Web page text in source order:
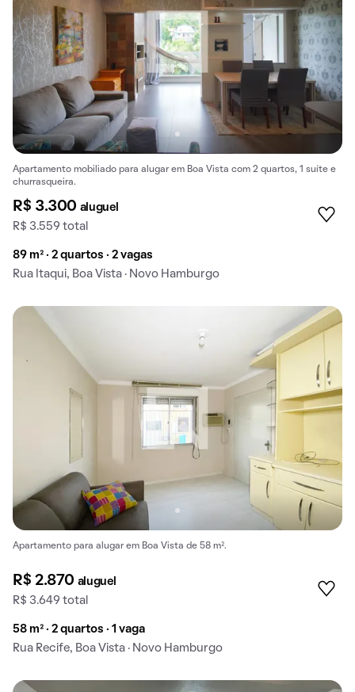
Apartamento mobiliado para alugar em Boa Vista com 2 quartos, 1 suíte e
churrasqueira.
R$ 3.300 aluguel
R$ 3.559 total
89 m² · 2 quartos · 2 vagas
Rua Itaqui, Boa Vista · Novo Hamburgo
Apartamento para alugar em Boa Vista de 58 m².
R$ 2.870 aluguel
R$ 3.649 total
58 m² · 2 quartos · 1 vaga
Rua Recife, Boa Vista · Novo Hamburgo